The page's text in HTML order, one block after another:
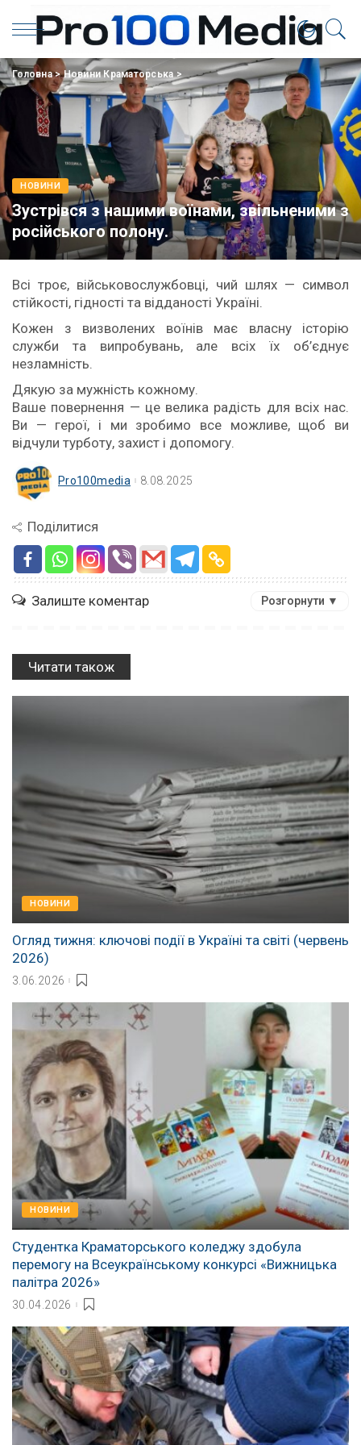
Головна>Новини Краматорська>
НОВИНИ
Зустрівся з нашими воїнами, звільненими з
російського полону.
Всі троє, військовослужбовці, чий шлях — символ
стійкості, гідності та відданості Україні.
Кожен з визволених воїнів має власну історію
служби та випробувань, але всіх їх об’єднує
незламність.
Дякую за мужність кожному.
Ваше повернення — це велика радість для всіх нас.
Ви — герої, і ми зробимо все можливе, щоб ви
відчули турботу, захист і допомогу.
Pro100media 8.08.2025
Поділитися
Залиште коментар Розгорнути ▼
Читати також
НОВИНИ
Огляд тижня: ключові події в Україні та світі (червень
2026)
3.06.2026
НОВИНИ
Студентка Краматорського коледжу здобула
перемогу на Всеукраїнському конкурсі «Вижницька
палітра 2026»
30.04.2026